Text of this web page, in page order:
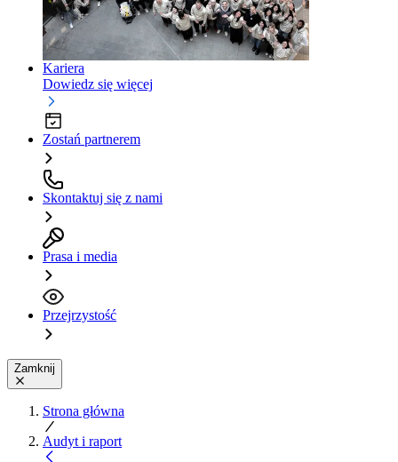
Kariera
Dowiedz się więcej
Zostań partnerem
Skontaktuj się z nami
Prasa i media
Przejrzystość
Zamknij
Strona główna
Audyt i raport